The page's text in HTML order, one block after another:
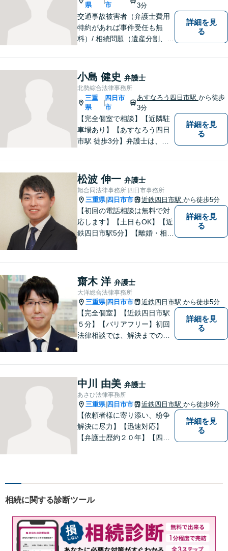
県
市
3分
交通事故被害者（弁護士費用
特約があれば事件受任も無
料）/ 相続問題（遺産分割、遺
さい。
詳細を見
る
小島 健史 弁護士
北勢綜合法律事務所
三重
県
四日市
市
あすなろう四日市駅 から徒歩
3分
【完全個室で相談】【近隣駐
車場あり】【あすなろう四日
市駅 徒歩3分】弁護士は、依
わからないことがあれば、何
でも聞いてください。 問題解
決に向かって一緒に頑張りま
しょう。
詳細を見
る
松波 伸一 弁護士
旭合同法律事務所 四日市事務所
三重県| 四日市市 近鉄四日市駅 から徒歩5分
【初回の電話相談は無料で対
応します】【土日もOK】【近
鉄四日市駅5分】【離婚・相続
刑事事件全般】双方ともに納
得する解決を目指します【交
通事故】示談金の増額に向け
尽力
詳細を見
る
齋木 洋 弁護士
大洋総合法律事務所
三重県| 四日市市 近鉄四日市駅 から徒歩5分
【完全個室】【近鉄四日市駅
５分】【バリアフリー】初回
法律相談では、解決までの流
企業法務・顧問弁護士
詳細を見
る
中川 由美 弁護士
あさひ法律事務所
三重県| 四日市市 近鉄四日市駅 から徒歩9分
【依頼者様に寄り添い、紛争
解決に尽力】【迅速対応】
【弁護士歴約２０年】【四日
詳細を見
る
相続に関する診断ツール